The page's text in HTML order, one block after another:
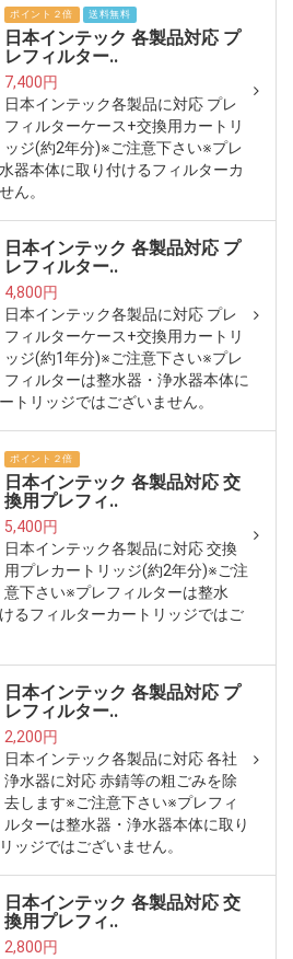
ポイント２倍 送料無料
日本インテック 各製品対応 プ
レフィルター..
7,400円
日本インテック各製品に対応 プレ
フィルターケース+交換用カートリ
ッジ(約2年分)※ご注意下さい※プレ
器本体に取り付けるフィルターカ
ん。
日本インテック 各製品対応 プ
レフィルター..
4,800円
日本インテック各製品に対応 プレ
フィルターケース+交換用カートリ
ッジ(約1年分)※ご注意下さい※プレ
フィルターは整水器・浄水器本体に
トリッジではございません。
ポイント２倍
日本インテック 各製品対応 交
換用プレフィ..
5,400円
日本インテック各製品に対応 交換
用プレカートリッジ(約2年分)※ご注
意下さい※プレフィルターは整水
るフィルターカートリッジではご
日本インテック 各製品対応 プ
レフィルター..
2,200円
日本インテック各製品に対応 各社
浄水器に対応 赤錆等の粗ごみを除
去します※ご注意下さい※プレフィ
ルターは整水器・浄水器本体に取り
ッジではございません。
日本インテック 各製品対応 交
換用プレフィ..
2,800円